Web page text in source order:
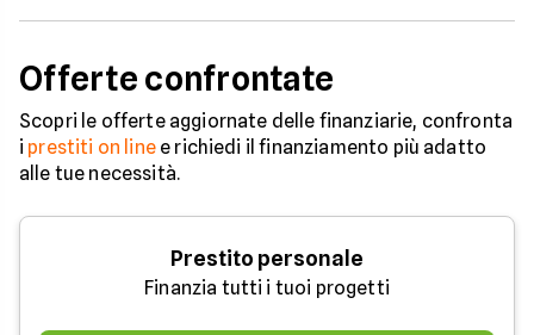
Offerte confrontate
Scopri le offerte aggiornate delle finanziarie, confronta
i prestiti on linee richiedi il finanziamento più adatto
alle tue necessità.
Prestito personale
Finanzia tutti i tuoi progetti